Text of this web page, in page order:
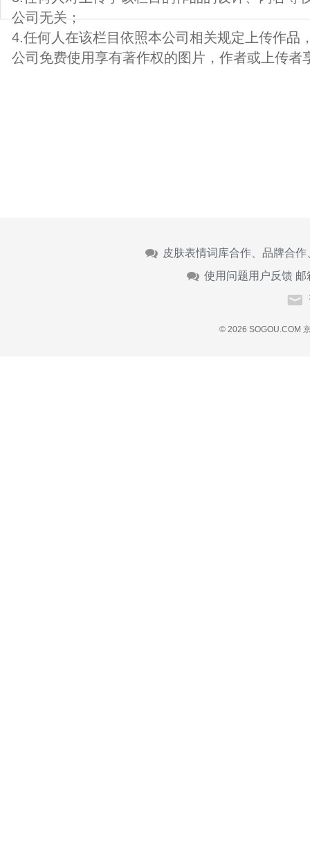
公司无关；
4.任何人在该栏目依照本公司相关规定上传作品
公司免费使用享有著作权的图片，作者或上传者
皮肤表情词库合作、品牌合
使用问题用户反馈 邮
© 2026 SOGOU.COM